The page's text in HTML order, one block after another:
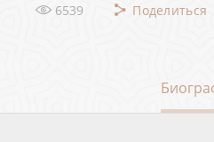
6539 Поделиться